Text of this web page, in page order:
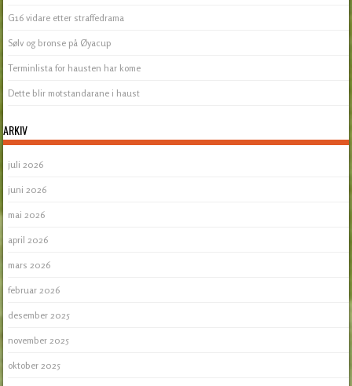
G16 vidare etter straffedrama
Sølv og bronse på Øyacup
Terminlista for hausten har kome
Dette blir motstandarane i haust
ARKIV
juli 2026
juni 2026
mai 2026
april 2026
mars 2026
februar 2026
desember 2025
november 2025
oktober 2025